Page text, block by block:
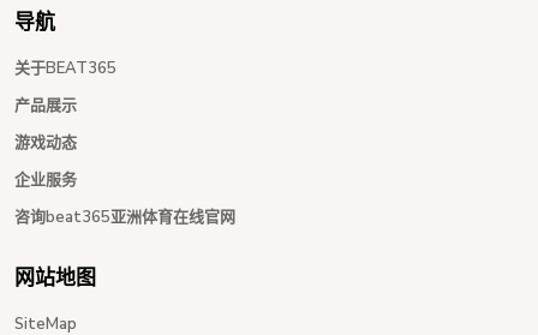
导航
关于BEAT365
产品展示
游戏动态
企业服务
咨询beat365亚洲体育在线官网
网站地图
SiteMap